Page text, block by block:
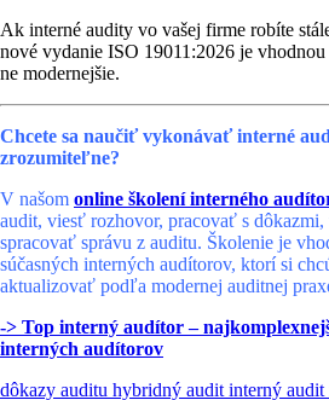
Ak interné audity vo vašej firme robíte
nové vydanie ISO 19011:2026 je
ne modernejšie.
Chcete sa naučiť vykonávať interné
zrozumiteľne?
V našom online školení interného
audit, viesť rozhovor, pracovať s
spracovať správu z auditu. Školenie je
súčasných interných audítorov, ktorí si
aktualizovať podľa modernej auditnej
-> Top interný audítor –
interných audítorov
dôkazy auditu hybridný audit interný audit